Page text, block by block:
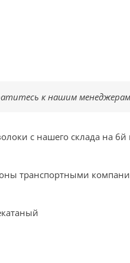
к нашим
с нашего склада на
транспортными